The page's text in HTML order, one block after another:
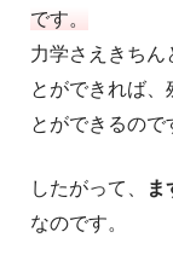
です。
力学さえきちん
とができれば
とができるので
したがって、
なのです。